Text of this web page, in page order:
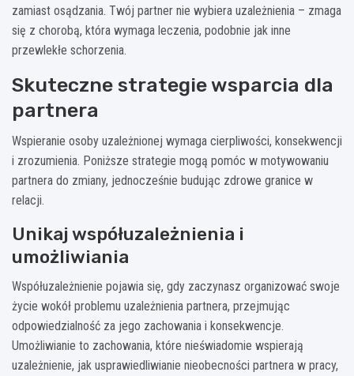
zamiast osądzania. Twój partner nie wybiera uzależnienia – zmaga
się z chorobą, która wymaga leczenia, podobnie jak inne
przewlekłe schorzenia.
Skuteczne strategie wsparcia dla
partnera
Wspieranie osoby uzależnionej wymaga cierpliwości, konsekwencji
i zrozumienia. Poniższe strategie mogą pomóc w motywowaniu
partnera do zmiany, jednocześnie budując zdrowe granice w
relacji.
Unikaj współuzależnienia i
umożliwiania
Współuzależnienie pojawia się, gdy zaczynasz organizować swoje
życie wokół problemu uzależnienia partnera, przejmując
odpowiedzialność za jego zachowania i konsekwencje.
Umożliwianie to zachowania, które nieświadomie wspierają
uzależnienie, jak usprawiedliwianie nieobecności partnera w pracy,